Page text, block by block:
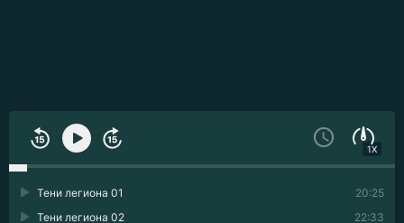
1X
20:25
Тени легиона 01
22:33
Тени легиона 02